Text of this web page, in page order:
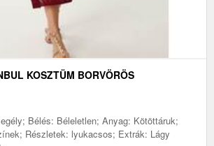
KOSZTÜM BORVÖRÖS
Bélés: Béleletlen; Anyag: Kötöttáruk;
Részletek: lyukacsos; Extrák: Lágy